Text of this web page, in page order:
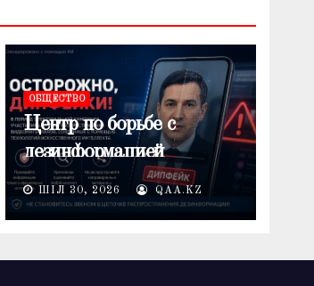
ОБЩЕСТВО
Центр по борьбе с
дезинформацией
предупреждает о
распространении
электоральной кампании
ШІЛ 30, 2026 QAA.KZ